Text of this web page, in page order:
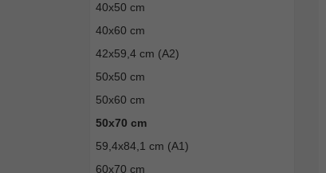
40x50 cm
40x60 cm
42x59,4 cm (A2)
50x50 cm
50x60 cm
50x70 cm
59,4x84,1 cm (A1)
60x70 cm